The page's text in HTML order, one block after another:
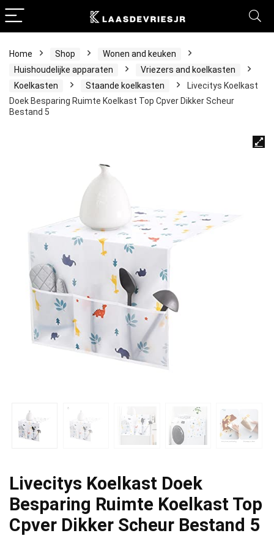
Home Shop
Wonen and keuken
Huishoudelijke apparaten
Vriezers and koelkasten
Koelkasten
Staande koelkasten
Livecitys Koelkast
Doek Besparing Ruimte Koelkast Top Cpver Dikker Scheur
Bestand 5
Livecitys Koelkast Doek
Besparing Ruimte Koelkast Top
Cpver Dikker Scheur Bestand 5